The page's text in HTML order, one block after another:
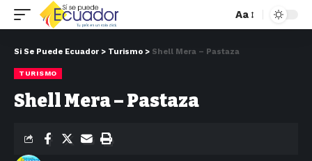
Aa
Si Se Puede Ecuador > Turismo > Shell Mera – Pastaza
TURISMO
Shell Mera – Pastaza